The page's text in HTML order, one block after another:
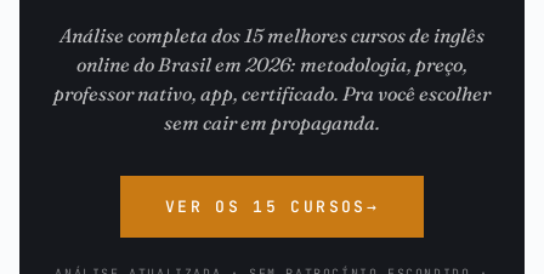
Análise completa dos 15 melhores cursos de inglês
online do Brasil em 2026: metodologia, preço,
professor nativo, app, certificado. Pra você escolher
sem cair em propaganda.
VER OS 15 CURSOS →